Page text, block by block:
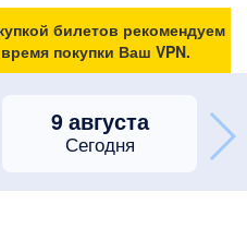
билетов рекомендуем
покупки Ваш VPN.
9 августа
Сегодня